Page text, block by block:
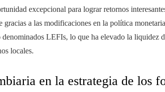
excepcional para lograr retornos
a las modificaciones en la política
LEFIs, lo que ha elevado la liquidez
locales.
en la estrategia de los